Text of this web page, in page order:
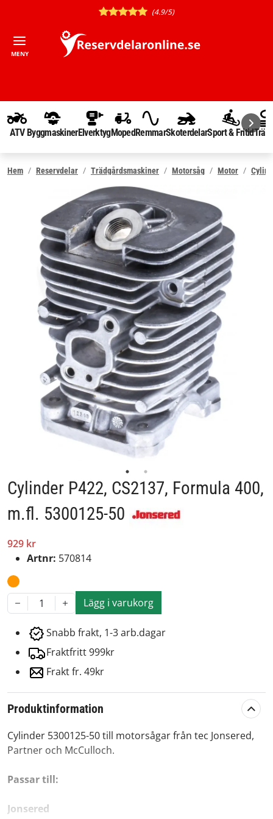
(4.9/5)
MENY
ATV ByggmaskinerElverktygMopedRemmarSkoterdelarSport & Fritid
Hem Reservdelar Trädgårdsmaskiner Motorsåg Motor
Cylinder P422, CS2137, Formula 400,
m.fl. 5300125-50
929 kr
Artnr: 570814
1 Lägg i varukorg
Snabb frakt, 1-3 arb.dagar
Fraktfritt 999kr
Frakt fr. 49kr
Produktinformation
Cylinder 5300125-50 till motorsågar från tec Jonsered,
Partner och McCulloch.
Passar till:
Jonsered